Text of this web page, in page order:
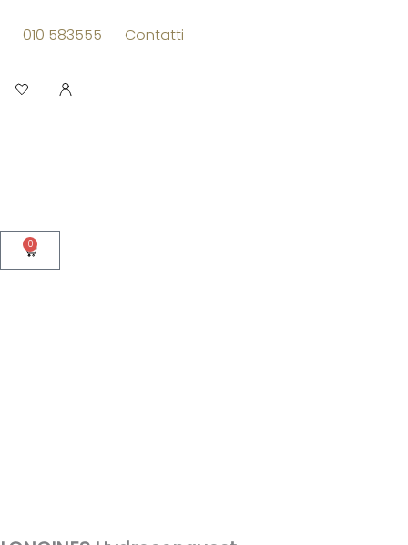
010 583555 Contatti
0
Carrello